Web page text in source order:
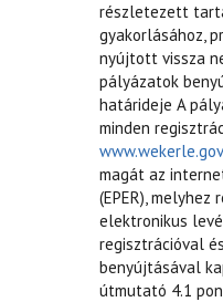
részletezett
gyakorlásához,
nyújtott vissza
pályázatok
határideje A
minden
magát az
(EPER),
elektronikus
regisztrációval
benyújtásával
útmutató 4.1